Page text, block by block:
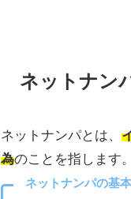
ネットナン
ネットナンパとは、
為のことを指します。
ネットナンパの基